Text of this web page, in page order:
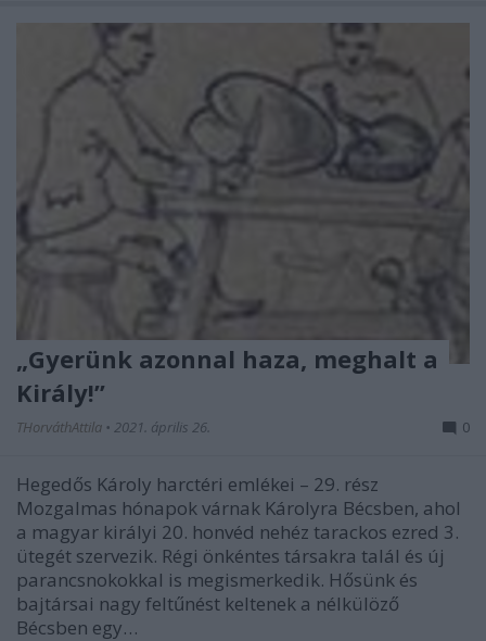
„Gyerünk azonnal haza, meghalt a
Király!”
THorváthAttila • 2021. április 26. 0
Hegedős Károly harctéri emlékei – 29. rész
Mozgalmas hónapok várnak Károlyra Bécsben, ahol
a magyar királyi 20. honvéd nehéz tarackos ezred 3.
ütegét szervezik. Régi önkéntes társakra talál és új
parancsnokokkal is megismerkedik. Hősünk és
bajtársai nagy feltűnést keltenek a nélkülöző
Bécsben egy…